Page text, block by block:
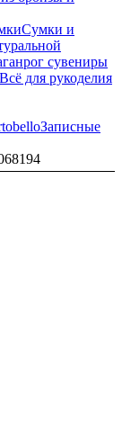
Сумки и
сувениры
для рукоделия
Записные